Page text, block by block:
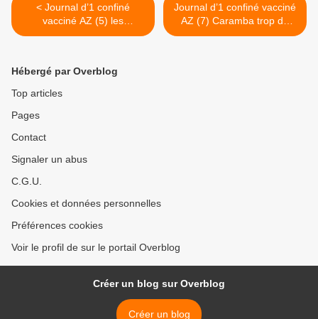
< Journal d’1 confiné
vacciné AZ (5) les
milliardaires français ne
Moderna, entrent au
classement « Forbes »
Journal d’1 confiné vacciné
AZ (7) Caramba trop de
manuscrits? Gallimard dit
Hébergé par Overblog
Top articles
Pages
Contact
Signaler un abus
C.G.U.
Cookies et données personnelles
Préférences cookies
Voir le profil de sur le portail Overblog
Créer un blog sur Overblog
Créer un blog